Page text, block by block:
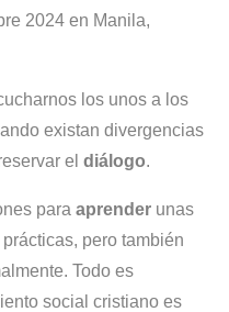
2024 en Manila,
los unos a los
existan divergencias
eldiálogo.
paraaprender unas
pero también
Todo es
social cristiano es